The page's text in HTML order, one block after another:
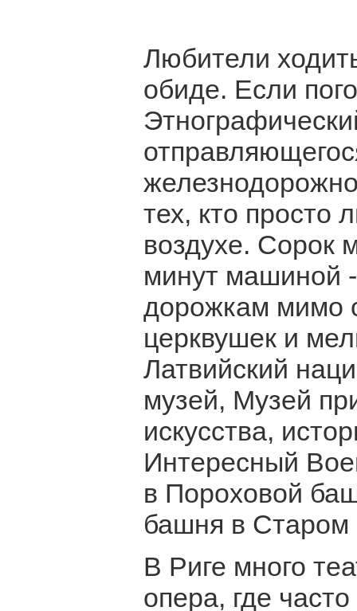
Любители
обиде. Если
тех, кто просто
воздухе. Сорок
минут машиной
дорожкам мимо
церквушек и
Латвийский
музей, Музей
искусства,
Интересный
в Пороховой
башня в Старом
В Риге много
опера, где